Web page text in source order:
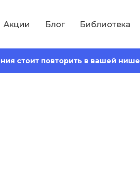
Акции Блог Библиотека
стоит повторить в вашей нише